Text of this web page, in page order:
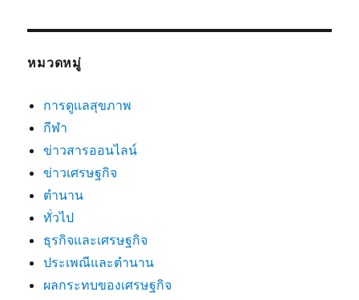
หมวดหมู่
การดูแลสุขภาพ
กีฬา
ข่าวสารออนไลน์
ข่าวเศรษฐกิจ
ตำนาน
ทั่วไป
ธุรกิจและเศรษฐกิจ
ประเพณีและตำนาน
ผลกระทบของเศรษฐกิจ